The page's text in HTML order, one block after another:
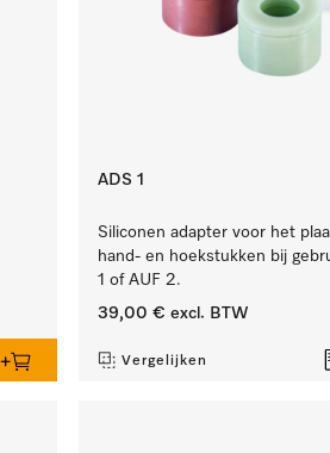
ADS 1
Siliconen adapter voor het
hand- en hoekstukken bij
1 of AUF 2.
39,00 € excl. BTW
Vergelijken